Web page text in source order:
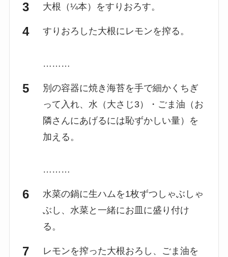
大根（¼本）をすりおろす。
すりおろした大根にレモンを搾る。
………
別の容器に焼き海苔を手で細かくちぎ
って入れ、水（大さじ3）・ごま油（お
隣さんにあげるには恥ずかしい量）を
加える。
………
水菜の鍋に生ハムを1枚ずつしゃぶしゃ
ぶし、水菜と一緒にお皿に盛り付け
る。
レモンを搾った大根おろし、ごま油を